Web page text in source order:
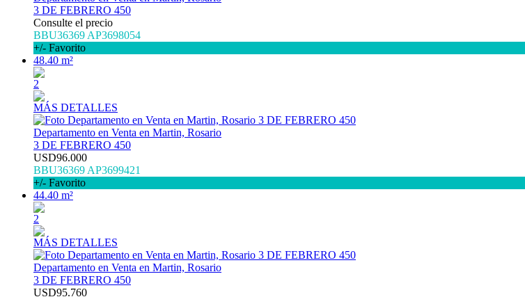
3 DE FEBRERO 450
Consulte el precio
BBU36369 AP3698054
+/- Favorito
48.40 m²
2
MÁS DETALLES
Departamento en Venta en Martin, Rosario
3 DE FEBRERO 450
USD96.000
BBU36369 AP3699421
+/- Favorito
44.40 m²
2
MÁS DETALLES
Departamento en Venta en Martin, Rosario
3 DE FEBRERO 450
USD95.760